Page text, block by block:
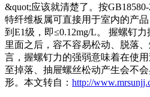
&quot;应该就清楚了。按
特纤维板属可直接用于室内的产
到E1级，即≤0.12mg/L。 握螺钉
里面之后，容不容易松动、脱落
言，握螺钉力的强弱意味着在使
至掉落、抽屉螺丝松动产生会不
形。本文转自： http://